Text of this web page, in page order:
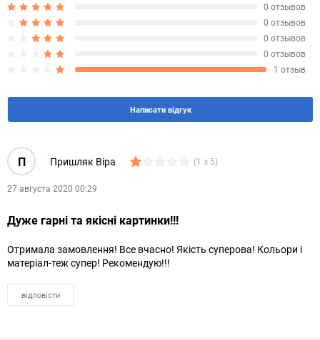
0 отзывов
0 отзывов
0 отзывов
0 отзывов
1 отзыв
Написати відгук
П Пришляк Віра (1 з 5)
27 августа 2020 00:29
Дуже гарні та якісні картинки!!!
Отримала замовлення! Все вчасно! Якість суперова! Кольори і
матеріал-теж супер! Рекомендую!!!
відповісти